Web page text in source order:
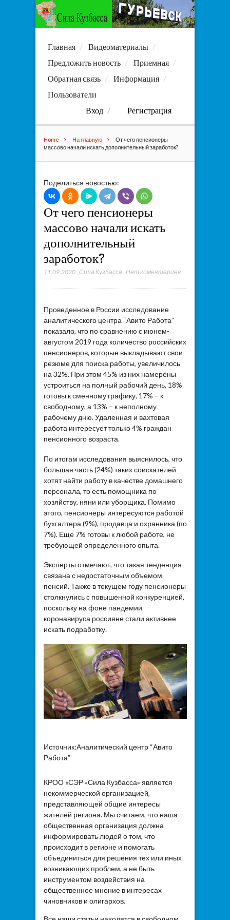
Главная
Видеоматериалы
Предложить новость
Приемная
Обратная связь
Информация
Пользователи
Вход
Регистрация
Home На главную
От чего пенсионеры
массово начали искать дополнительный заработок?
Поделиться новостью:
От чего пенсионеры
массово начали искать
дополнительный
заработок?
11.09.2020, Сила Кузбасса Нет коментариев
Проведенное в России исследование
аналитического центра “Авито Работа”
показало, что по сравнению с июнем-
августом 2019 года количество российских
пенсионеров, которые выкладывают свои
резюме для поиска работы, увеличилось
на 32%. При этом 45% из них намерены
устроиться на полный рабочий день, 18%
готовы к сменному графику, 17% – к
свободному, а 13% – к неполному
рабочему дню. Удаленная и вахтовая
работа интересует только 4% граждан
пенсионного возраста.
По итогам исследования выяснилось, что
большая часть (24%) таких соискателей
хотят найти работу в качестве домашнего
персонала, то есть помощника по
хозяйству, няни или уборщика. Помимо
этого, пенсионеры интересуются работой
бухгалтера (9%), продавца и охранника (по
7%). Еще 7% готовы к любой работе, не
требующей определенного опыта.
Эксперты отмечают, что такая тенденция
связана с недостаточным объемом
пенсий. Также в текущем году пенсионеры
столкнулись с повышенной конкуренцией,
поскольку на фоне пандемии
коронавируса россияне стали активнее
искать подработку.
Источник:Аналитический центр “Авито
Работа”
КРОО «СЭР «Сила Кузбасса» является
некоммерческой организацией,
представляющей общие интересы
жителей региона. Мы считаем, что наша
общественная организация должна
информировать людей о том, что
происходит в регионе и помогать
объединиться для решения тех или иных
возникающих проблем, а не быть
инструментом воздействия на
общественное мнение в интересах
чиновников и олигархов.